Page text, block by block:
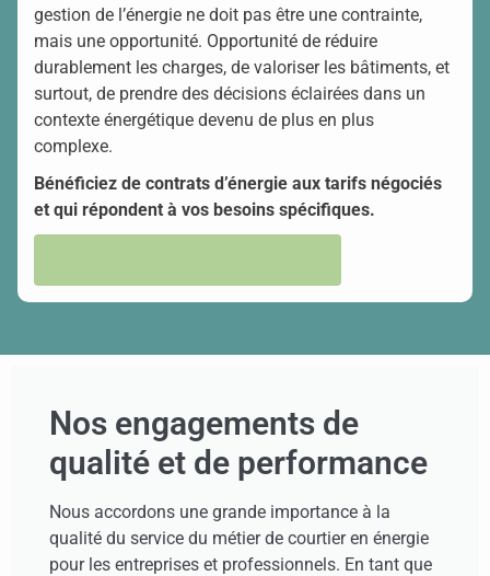
gestion de l’énergie ne doit pas être une contrainte,
mais une opportunité. Opportunité de réduire
durablement les charges, de valoriser les bâtiments, et
surtout, de prendre des décisions éclairées dans un
contexte énergétique devenu de plus en plus
complexe.
Bénéficiez de contrats d’énergie aux tarifs négociés
et qui répondent à vos besoins spécifiques.
Nos engagements de
qualité et de performance
Nous accordons une grande importance à la
qualité du service du métier de courtier en énergie
pour les entreprises et professionnels. En tant que